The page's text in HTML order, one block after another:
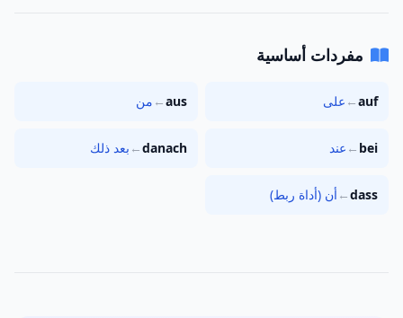
مفردات أساسية
auf
← على aus
← من
bei
← عند danach
← بعد ذلك
dass
← أن (أداة ربط)